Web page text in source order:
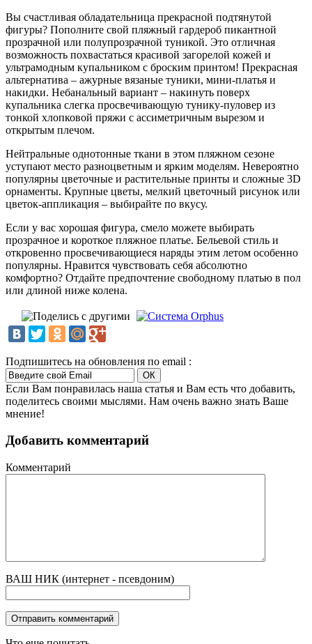
Вы счастливая обладательница прекрасной подтянутой
фигуры? Пополните свой пляжный гардероб пикантной
прозрачной или полупрозрачной туникой. Это отличная
возможность похвастаться красивой загорелой кожей и
ультрамодным купальником с броским принтом! Прекрасная
альтернатива – ажурные вязаные туники, мини-платья и
накидки. Небанальный вариант – накинуть поверх
купальника слегка просвечивающую тунику-пуловер из
тонкой хлопковой пряжи с ассиметричным вырезом и
открытым плечом.
Нейтральные однотонные ткани в этом пляжном сезоне
уступают место разноцветным и ярким моделям. Невероятно
популярны цветочные и растительные принты и сложные 3D
орнаменты. Крупные цветы, мелкий цветочный рисунок или
цветок-аппликация – выбирайте по вкусу.
Если у вас хорошая фигура, смело можете выбирать
прозрачное и короткое пляжное платье. Бельевой стиль и
откровенно просвечивающиеся наряды этим летом особенно
популярны. Нравится чувствовать себя абсолютно
комфортно? Отдайте предпочтение свободному платью в пол
или длиной ниже колена.
Подпишитесь на обновления по email :
Если Вам понравилась наша статья и Вам есть что добавить,
поделитесь своими мыслями. Нам очень важно знать Ваше
мнение!
Добавить комментарий
Комментарий
ВАШ НИК (интернет - псевдоним)